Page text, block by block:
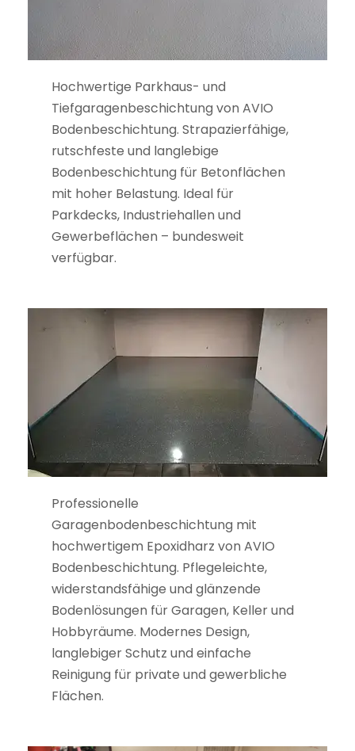
Hochwertige Parkhaus- und
Tiefgaragenbeschichtung von AVIO
Bodenbeschichtung. Strapazierfähige,
rutschfeste und langlebige
Bodenbeschichtung für Betonflächen
mit hoher Belastung. Ideal für
Parkdecks, Industriehallen und
Gewerbeflächen – bundesweit
verfügbar.
Professionelle
Garagenbodenbeschichtung mit
hochwertigem Epoxidharz von AVIO
Bodenbeschichtung. Pflegeleichte,
widerstandsfähige und glänzende
Bodenlösungen für Garagen, Keller und
Hobbyräume. Modernes Design,
langlebiger Schutz und einfache
Reinigung für private und gewerbliche
Flächen.